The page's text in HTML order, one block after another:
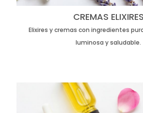
CREMAS ELIXIRES
Elixires y cremas con ingredientes
luminosa y saludable.